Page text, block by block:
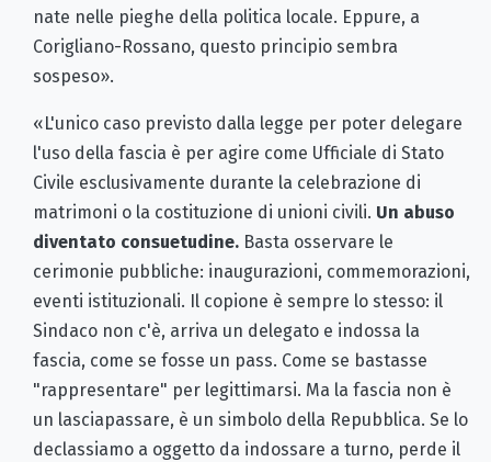
nate nelle pieghe della politica locale. Eppure, a
Corigliano-Rossano, questo principio sembra
sospeso».
«L'unico caso previsto dalla legge per poter delegare
l'uso della fascia è per agire come Ufficiale di Stato
Civile esclusivamente durante la celebrazione di
matrimoni o la costituzione di unioni civili. Un abuso
diventato consuetudine. Basta osservare le
cerimonie pubbliche: inaugurazioni, commemorazioni,
eventi istituzionali. Il copione è sempre lo stesso: il
Sindaco non c'è, arriva un delegato e indossa la
fascia, come se fosse un pass. Come se bastasse
"rappresentare" per legittimarsi. Ma la fascia non è
un lasciapassare, è un simbolo della Repubblica. Se lo
declassiamo a oggetto da indossare a turno, perde il